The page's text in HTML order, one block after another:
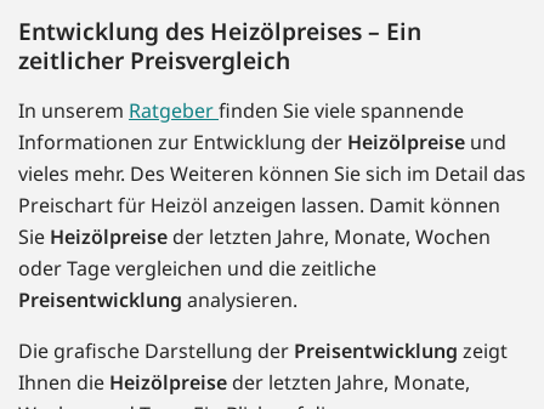
Entwicklung des Heizölpreises – Ein
zeitlicher Preisvergleich
In unserem Ratgeberfinden Sie viele spannende
Informationen zur Entwicklung der Heizölpreise und
vieles mehr. Des Weiteren können Sie sich im Detail das
Preischart für Heizöl anzeigen lassen. Damit können
Sie Heizölpreise der letzten Jahre, Monate, Wochen
oder Tage vergleichen und die zeitliche
Preisentwicklung analysieren.
Die grafische Darstellung der Preisentwicklung zeigt
Ihnen die Heizölpreise der letzten Jahre, Monate,